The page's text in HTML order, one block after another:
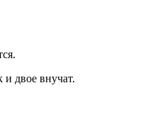
двое внучат.